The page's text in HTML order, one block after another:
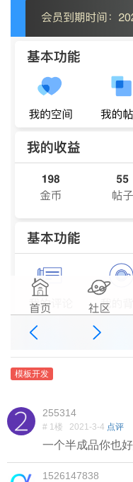
模板开发
255314
# 1楼 2021-3-4 点评
一个半成品你也
1526147838